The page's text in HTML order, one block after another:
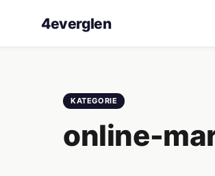
4everglen
KATEGORIE
online-